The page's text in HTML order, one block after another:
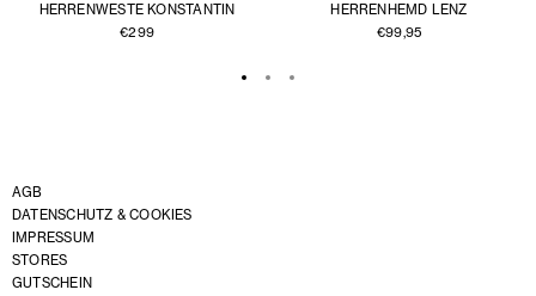
HERRENWESTE KONSTANTIN
€299
HERRENHEMD LENZ
€99,95
AGB
DATENSCHUTZ & COOKIES
IMPRESSUM
STORES
GUTSCHEIN